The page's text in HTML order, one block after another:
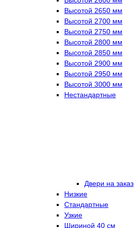
Высотой 2650 мм
Высотой 2700 мм
Высотой 2750 мм
Высотой 2800 мм
Высотой 2850 мм
Высотой 2900 мм
Высотой 2950 мм
Высотой 3000 мм
Нестандартные
Двери на заказ
Низкие
Стандартные
Узкие
Шириной 40 см